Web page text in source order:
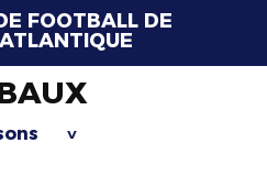
FOOTBALL DE
>